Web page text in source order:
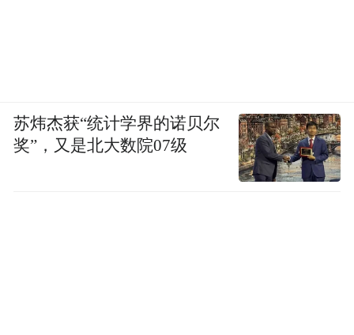
苏炜杰获“统计学界的诺贝尔
奖”，又是北大数院07级